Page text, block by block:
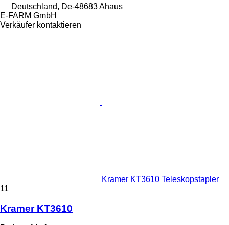
Deutschland, De-48683 Ahaus
E-FARM GmbH
Verkäufer kontaktieren
Kramer KT3610 Teleskopstapler
11
Kramer KT3610